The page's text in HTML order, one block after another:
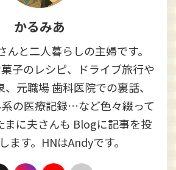
かるみあ
んと二人暮らしの主婦です。
子のレシピ、ドライブ旅行や
元職場 歯科医院での裏話、
の医療記録…など色々綴って
まに夫さんも Blogに記事を投
ます。HNはAndyです。